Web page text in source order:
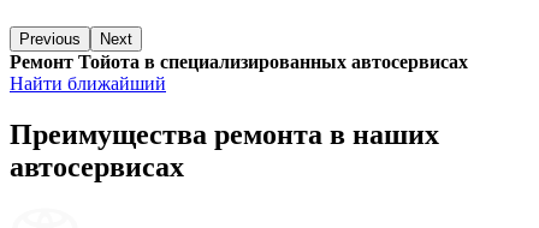
Previous Next
Ремонт Тойота в специализированных автосервисах
Найти ближайший
Преимущества ремонта в наших
автосервисах